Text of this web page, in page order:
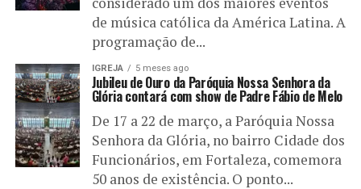
de música católica da América Latina. A
programação de...
IGREJA 5 meses ago
Jubileu de Ouro da Paróquia Nossa Senhora da
Glória contará com show de Padre Fábio de Melo
De 17 a 22 de março, a Paróquia Nossa
Senhora da Glória, no bairro Cidade dos
Funcionários, em Fortaleza, comemora
50 anos de existência. O ponto...